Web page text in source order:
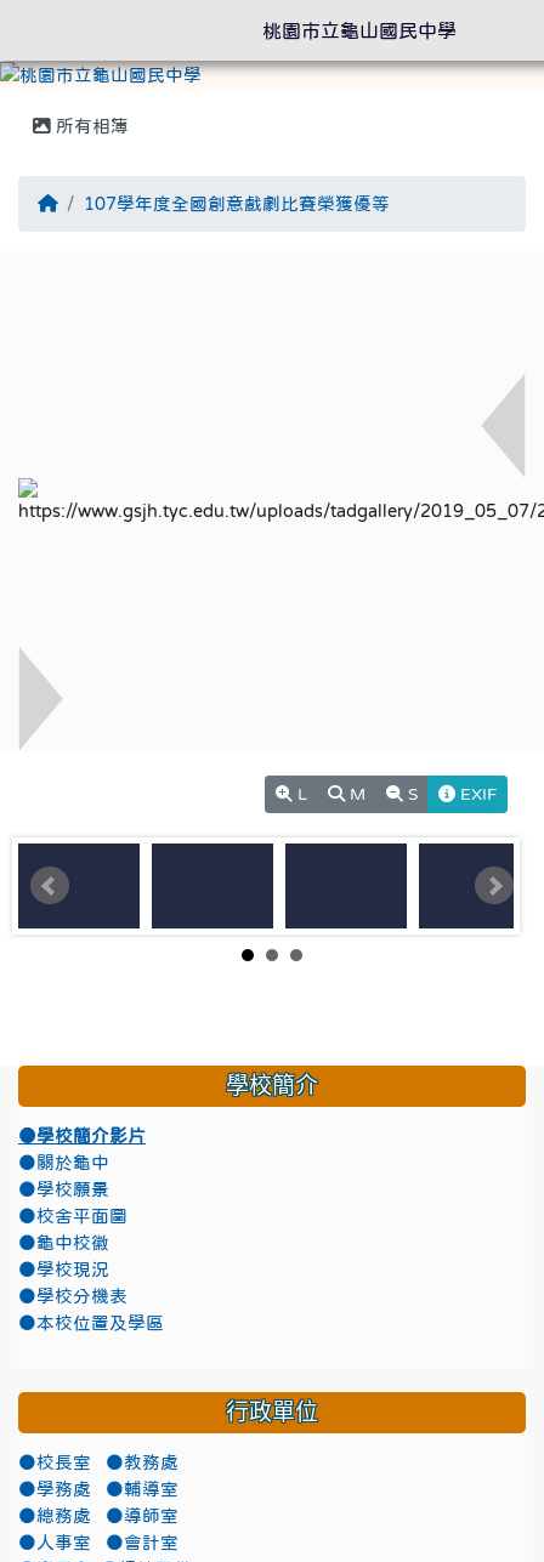
所有相簿
回首頁107學年度全國創意戲劇比賽榮獲優等
L M S EXIF
學校簡介
●學校簡介影片
●關於龜中
●學校願景
●校舍平面圖
●龜中校徽
●學校現況
●學校分機表
●本校位置及學區
行政單位
●校長室
●教務處
●學務處
●輔導室
●總務處
●導師室
●人事室
●會計室
桃園市立龜山國民中學